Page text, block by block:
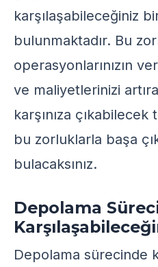
karşılaşabileceğiniz
bulunmaktadır. Bu
operasyonlarınızın
ve maliyetlerinizi
karşınıza
bu zorluklarla başa
bulacaksınız.
Depolama
Depolama sürecinde